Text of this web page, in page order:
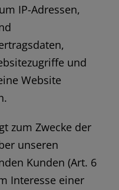
IP-Adressen,
und
Website
zum Zwecke der
unseren
Kunden (Art. 6
Interesse einer